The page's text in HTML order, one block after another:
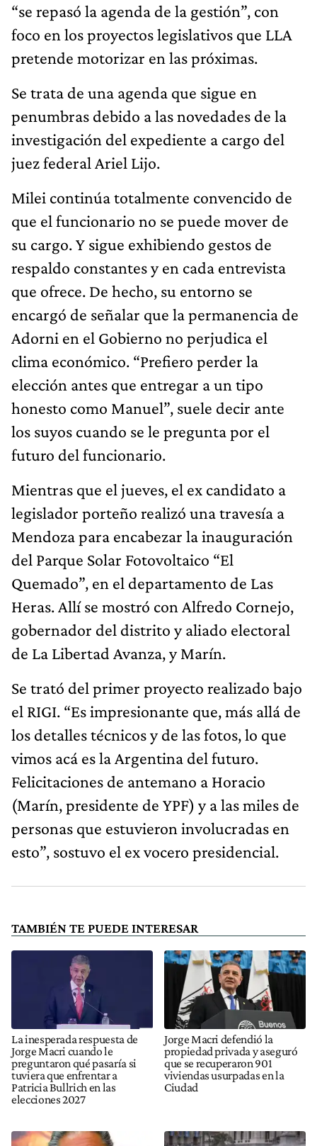
“se repasó la agenda de la gestión”, con
foco en los proyectos legislativos que LLA
pretende motorizar en las próximas.
Se trata de una agenda que sigue en
penumbras debido a las novedades de la
investigación del expediente a cargo del
juez federal Ariel Lijo.
Milei continúa totalmente convencido de
que el funcionario no se puede mover de
su cargo. Y sigue exhibiendo gestos de
respaldo constantes y en cada entrevista
que ofrece. De hecho, su entorno se
encargó de señalar que la permanencia de
Adorni en el Gobierno no perjudica el
clima económico. “Prefiero perder la
elección antes que entregar a un tipo
honesto como Manuel”, suele decir ante
los suyos cuando se le pregunta por el
futuro del funcionario.
Mientras que el jueves, el ex candidato a
legislador porteño realizó una travesía a
Mendoza para encabezar la inauguración
del Parque Solar Fotovoltaico “El
Quemado”, en el departamento de Las
Heras. Allí se mostró con Alfredo Cornejo,
gobernador del distrito y aliado electoral
de La Libertad Avanza, y Marín.
Se trató del primer proyecto realizado bajo
el RIGI. “Es impresionante que, más allá de
los detalles técnicos y de las fotos, lo que
vimos acá es la Argentina del futuro.
Felicitaciones de antemano a Horacio
(Marín, presidente de YPF) y a las miles de
personas que estuvieron involucradas en
esto”, sostuvo el ex vocero presidencial.
TAMBIÉN TE PUEDE INTERESAR
La inesperada respuesta de
Jorge Macri cuando le
preguntaron qué pasaría si
tuviera que enfrentar a
Patricia Bullrich en las
elecciones 2027
Jorge Macri defendió la
propiedad privada y aseguró
que se recuperaron 901
viviendas usurpadas en la
Ciudad